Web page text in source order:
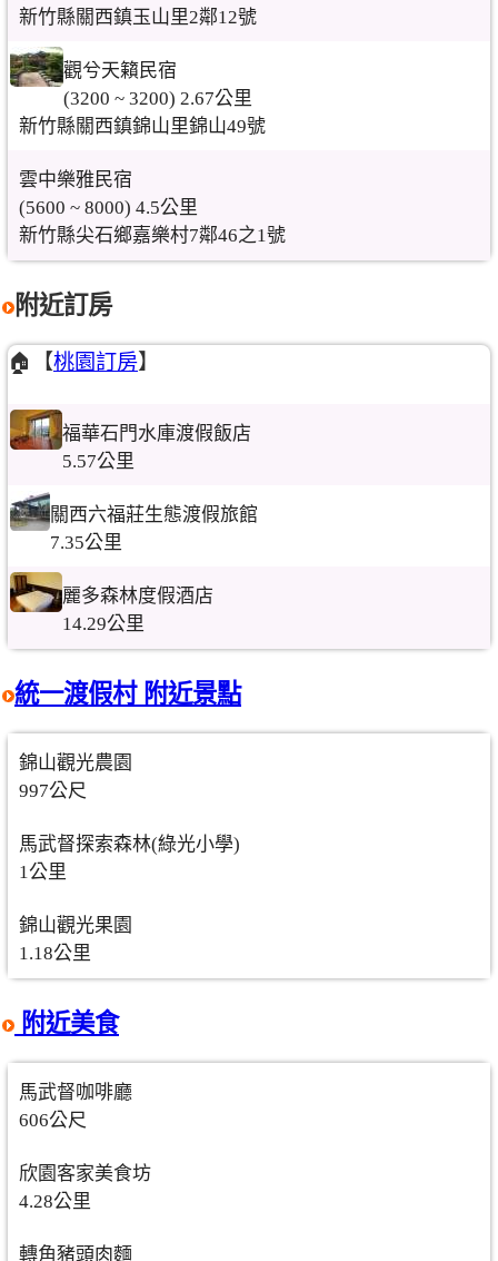
新竹縣關西鎮玉山里2鄰12號
觀兮天籟民宿
(3200 ~ 3200) 2.67公里
新竹縣關西鎮錦山里錦山49號
雲中樂雅民宿
(5600 ~ 8000) 4.5公里
新竹縣尖石鄉嘉樂村7鄰46之1號
附近訂房
🏠【桃園訂房】
福華石門水庫渡假飯店
5.57公里
關西六福莊生態渡假旅館
7.35公里
麗多森林度假酒店
14.29公里
統一渡假村 附近景點
錦山觀光農園
997公尺
馬武督探索森林(綠光小學)
1公里
錦山觀光果園
1.18公里
附近美食
馬武督咖啡廳
606公尺
欣園客家美食坊
4.28公里
轉角豬頭肉麵